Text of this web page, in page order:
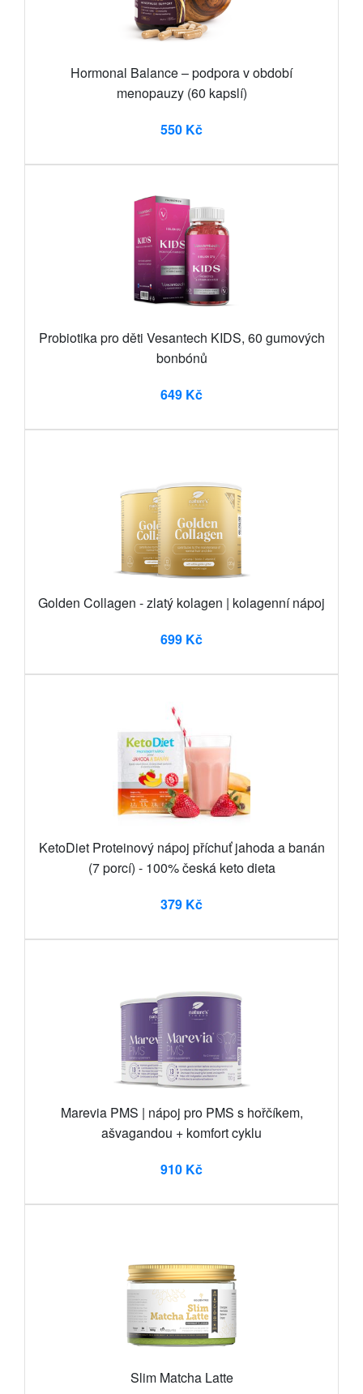
Hormonal Balance – podpora v období
menopauzy (60 kapslí)
550 Kč
Probiotika pro děti Vesantech KIDS, 60 gumových
bonbónů
649 Kč
Golden Collagen - zlatý kolagen | kolagenní nápoj
699 Kč
KetoDiet Proteinový nápoj příchuť jahoda a banán
(7 porcí) - 100% česká keto dieta
379 Kč
Marevia PMS | nápoj pro PMS s hořčíkem,
ašvagandou + komfort cyklu
910 Kč
Slim Matcha Latte